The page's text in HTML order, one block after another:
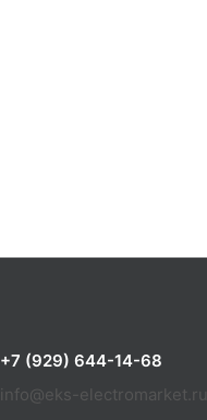
+7 (929) 644-14-68
info@eks-electromarket.ru